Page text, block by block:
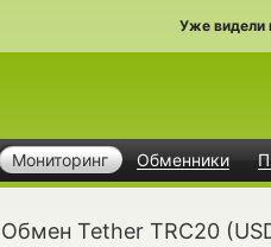
Уже видели
Мониторинг Обменники
Обмен Tether TRC20